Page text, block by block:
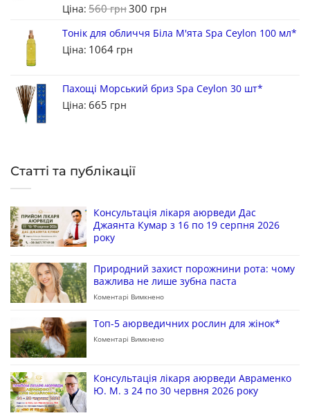
Оцінено в
5з 5
Ціна: 560грн300 грн
Тонік для обличчя Біла М'ята Spa Ceylon 100 мл*
Ціна: 1064 грн
Пахощі Морський бриз Spa Ceylon 30 шт*
Ціна: 665 грн
Статті та публікації
Консультація лікаря аюрведи Дас
Джаянта Кумар з 16 по 19 серпня 2026
року
Природний захист порожнини рота: чому
важлива не лише зубна паста
Коментарі Вимкнено
Топ-5 аюрведичних рослин для жінок*
Коментарі Вимкнено
Консультація лікаря аюрведи Авраменко
Ю. М. з 24 по 30 червня 2026 року